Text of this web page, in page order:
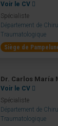
Voir le CV
Spécialiste
Département de
Traumatologique
Siège de
Dr. Carlos María
Voir le CV
Spécialiste
Département de
Traumatologique